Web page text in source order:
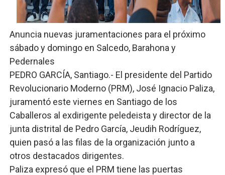
Ministerio de Cultura anuncia ganadores de Premios
Más de 180 dirigentes sindicales de las Américas se
Restaurante Amigos es reconocido por sus cuatro
Banco Popular escala 17 posiciones en los mil
SNS y el SRSO actualizan Manual de Comunicación
Anuncia nuevas juramentaciones para el próximo
sábado y domingo en Salcedo, Barahona y
Pedernales
PEDRO GARCÍA, Santiago.- El presidente del Partido
Revolucionario Moderno (PRM), José Ignacio Paliza,
juramentó este viernes en Santiago de los
Caballeros al exdirigente peledeista y director de la
junta distrital de Pedro García, Jeudih Rodríguez,
quien pasó a las filas de la organización junto a
otros destacados dirigentes.
Paliza expresó que el PRM tiene las puertas